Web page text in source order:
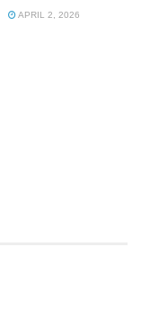
APRIL 2, 2026